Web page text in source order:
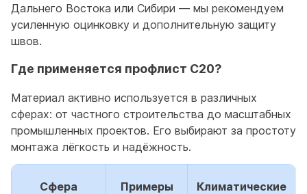
Дальнего Востока или Сибири — мы рекомендуем
усиленную оцинковку и дополнительную защиту
швов.
Где применяется профлист С20?
Материал активно используется в различных
сферах: от частного строительства до масштабных
промышленных проектов. Его выбирают за простоту
монтажа лёгкость и надёжность.
Сфера
Примеры
Климатические